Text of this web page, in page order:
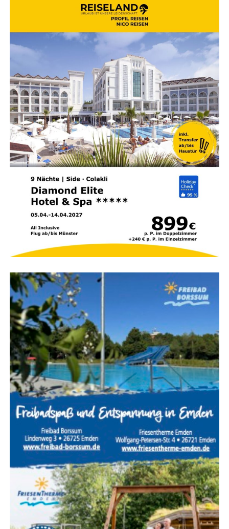
Sie müs­sen die­sen Weg nicht allei­ne gehen. Wenn Sie
das Gefühl haben, fest­zu­ste­cken, las­sen Sie uns gemein­
sam schau­en, was Ihr Kör­per Ihnen sagen möchte.
„Ganz gleich, wie
beschwer­lich das Ges­
tern war, stets kannst du
im Heu­te von Neu­em
anfan­gen.“ (Bud­dha)
Kon­takt & Beratung
Ger­ne beglei­te ich Sie auf Ihrem Weg zu mehr Leich­tig­
keit und inne­rer Balance.
Natur­heil­pra­xis Astrid Frey
Spie­ker­oo­ger Str. 12, 26810
E‑Mail:info@astridfrey.de
Anzeige